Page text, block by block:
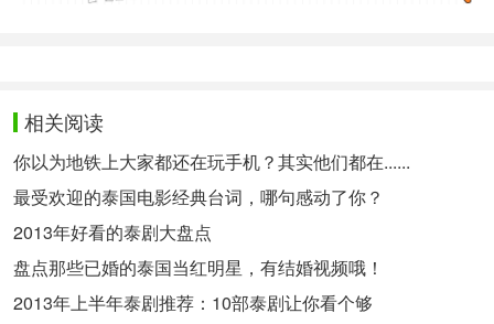
相关阅读
你以为地铁上大家都还在玩手机？其实他们都在......
最受欢迎的泰国电影经典台词，哪句感动了你？
2013年好看的泰剧大盘点
盘点那些已婚的泰国当红明星，有结婚视频哦！
2013年上半年泰剧推荐：10部泰剧让你看个够